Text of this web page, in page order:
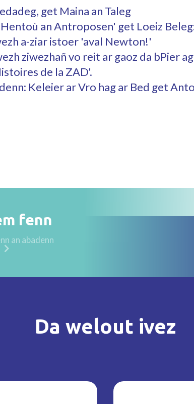
get Maina an Taleg
an Antroposen' get Loeiz
a-ziar istoer 'aval Newton!'
ziwezhañ vo reit ar gaoz da bPier
de la ZAD'.
Keleier ar Vro hag ar Bed get
fenn
an abadenn
Da welout ivez